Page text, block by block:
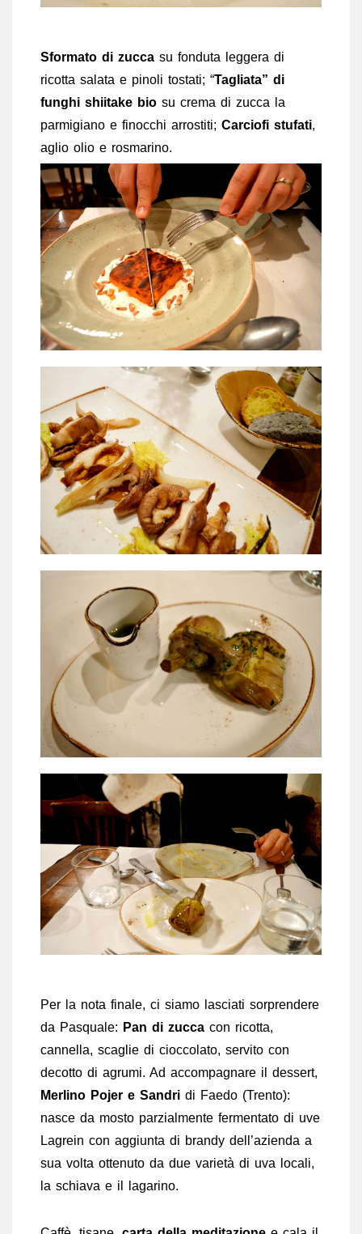
Sformato di zucca su fonduta leggera di
ricotta salata e pinoli tostati; “Tagliata” di
funghi shiitake bio su crema di zucca la
parmigiano e finocchi arrostiti; Carciofi stufati,
aglio olio e rosmarino.
Per la nota finale, ci siamo lasciati sorprendere
da Pasquale: Pan di zucca con ricotta,
cannella, scaglie di cioccolato, servito con
decotto di agrumi. Ad accompagnare il dessert,
Merlino Pojer e Sandri di Faedo (Trento):
nasce da mosto parzialmente fermentato di uve
Lagrein con aggiunta di brandy dell’azienda a
sua volta ottenuto da due varietà di uva locali,
la schiava e il lagarino.